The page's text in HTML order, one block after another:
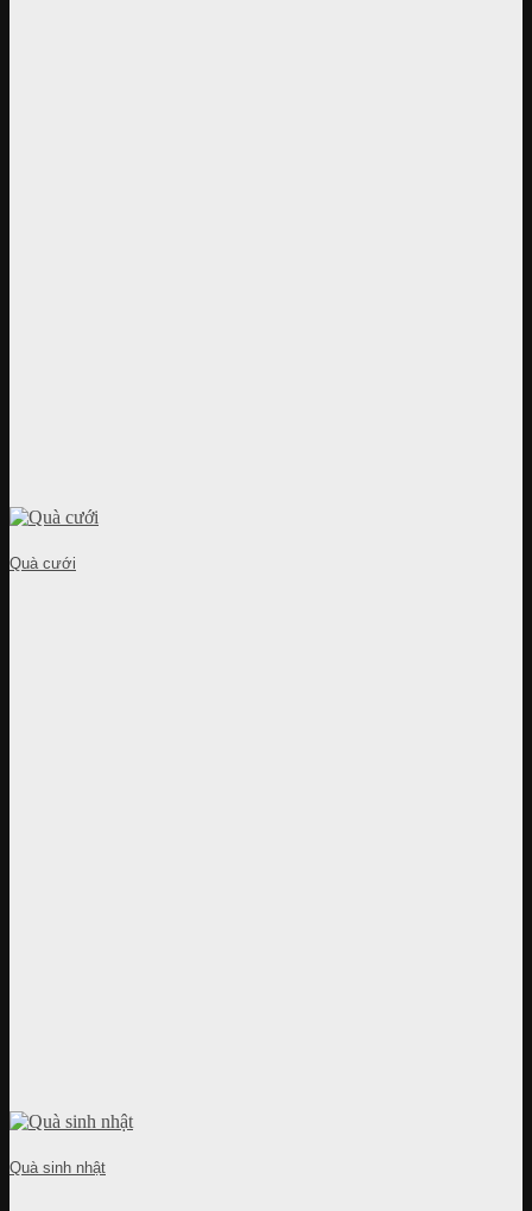
Quà cưới
Quà sinh nhật